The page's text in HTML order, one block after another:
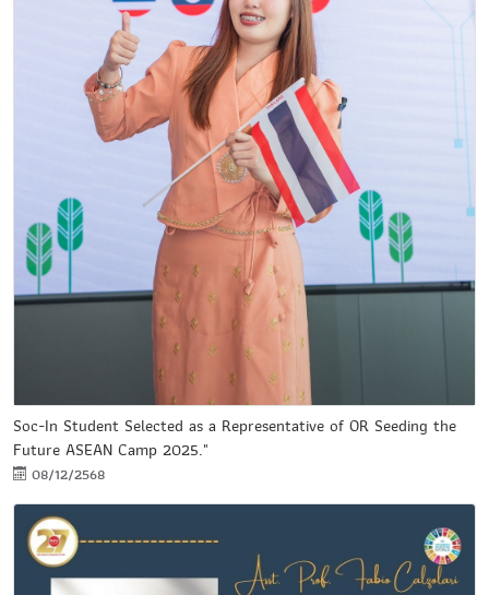
Soc-In Student Selected as a Representative of OR Seeding the
Future ASEAN Camp 2025."
08/12/2568